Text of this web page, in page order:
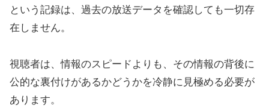
という記録は、過去の放送データを確認しても一切存
在しません。
視聴者は、情報のスピードよりも、その情報の背後に
公的な裏付けがあるかどうかを冷静に見極める必要が
あります。